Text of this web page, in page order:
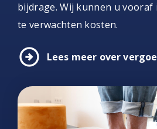
bijdrage. Wij kunnen u
te verwachten kosten.
arrow_circle_right Lees meer over